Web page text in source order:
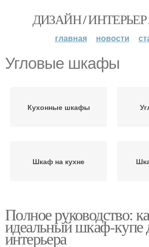
ДИЗАЙН / ИНТЕРЬЕР
главная новости
Угловые шкафы
Кухонные шкафы
Шкаф на кухне
Угловой стык
Полное руководство:
идеальный шкаф-купе
интерьера